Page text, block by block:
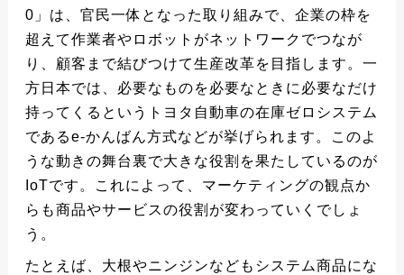
0」は、官民一体となった取り組みで、企業の枠を
超えて作業者やロボットがネットワークでつなが
り、顧客まで結びつけて生産改革を目指します。一
方日本では、必要なものを必要なときに必要なだけ
持ってくるというトヨタ自動車の在庫ゼロシステム
であるe-かんばん方式などが挙げられます。このよ
うな動きの舞台裏で大きな役割を果たしているのが
IoTです。これによって、マーケティングの観点か
らも商品やサービスの役割が変わっていくでしょ
う。
たとえば、大根やニンジンなどもシステム商品にな